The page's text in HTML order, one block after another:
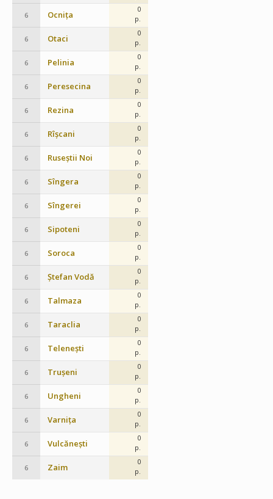
6 Ocnița
0
p.
6 Otaci
0
p.
6 Pelinia
0
p.
6 Peresecina
0
p.
6 Rezina
0
p.
6 Rîșcani
0
p.
6 Ruseștii Noi
0
p.
6 Sîngera
0
p.
6 Sîngerei
0
p.
6 Sipoteni
0
p.
6 Soroca
0
p.
6 Ștefan Vodă
0
p.
6 Talmaza
0
p.
6 Taraclia
0
p.
6 Telenești
0
p.
6 Trușeni
0
p.
6 Ungheni
0
p.
6 Varnița
0
p.
6 Vulcănești
0
p.
6 Zaim
0
p.